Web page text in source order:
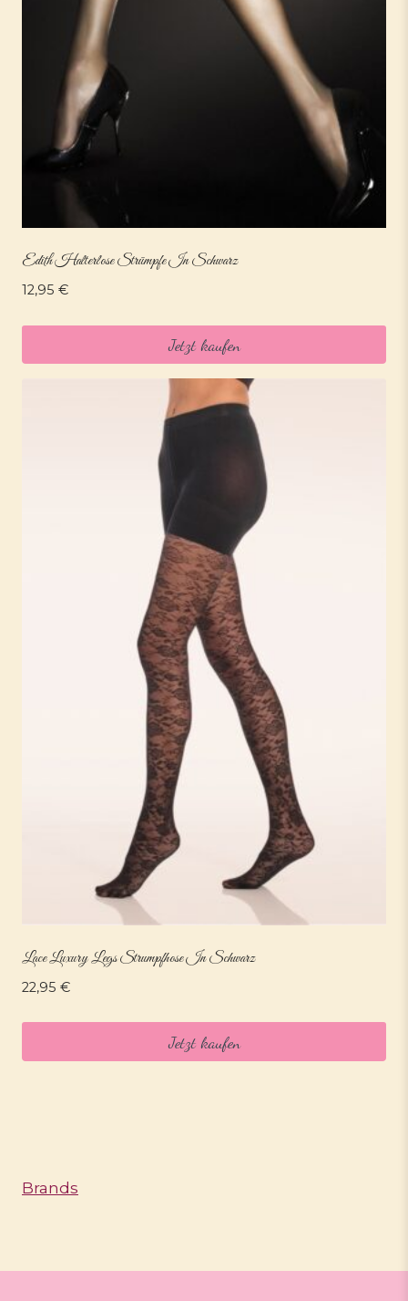
Edith Halterlose Strümpfe In Schwarz
12,95 €
Jetzt kaufen
Lace Luxury Legs Strumpfhose In Schwarz
22,95 €
Jetzt kaufen
Brands